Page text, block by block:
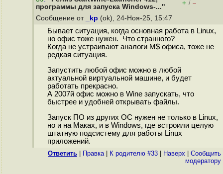
программы для запуска Windows-..."
+ / –
Сообщение от _kp (ok), 24-Ноя-25, 15:47
Бывает ситуация, когда основная работа в Linux,
но офис тоже нужен. Что странного?
Когда не устраивают аналоги M$ офиса, тоже не
редкая ситуация.
Запустить любой офис можно в любой
актуальной виртуальной машине, и будет
работать прекрасно.
А 2007й офис можно в Wine запускать, что
быстрее и удобней открывать файлы.
Запуск ПО из других ОС нужен не только в Linux,
но и на Маках, и в Windows, где встроили целую
штатную подсистему для работы Linux
приложений.
Ответить Правка| К родителю #33 Наверх
Cообщить
модератору